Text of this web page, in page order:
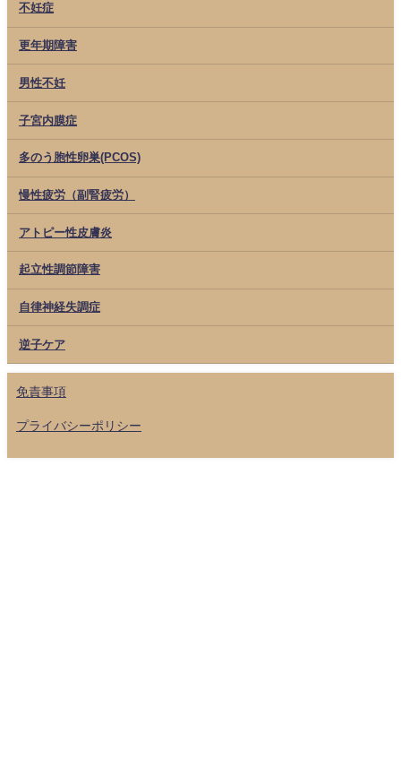
不妊症
更年期障害
男性不妊
子宮内膜症
多のう胞性卵巣(PCOS)
慢性疲労（副腎疲労）
アトピー性皮膚炎
起立性調節障害
自律神経失調症
逆子ケア
免責事項
プライバシーポリシー